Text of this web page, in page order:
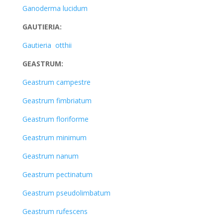
Ganoderma lucidum
GAUTIERIA:
Gautieria otthii
GEASTRUM:
Geastrum campestre
Geastrum fimbriatum
Geastrum floriforme
Geastrum minimum
Geastrum nanum
Geastrum pectinatum
Geastrum pseudolimbatum
Geastrum rufescens